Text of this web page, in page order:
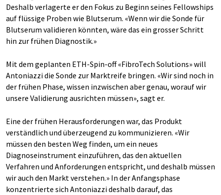
Deshalb verlagerte er den Fokus zu Beginn seines Fellowships
auf flüssige Proben wie Blutserum. «Wenn wir die Sonde für
Blutserum validieren könnten, wäre das ein grosser Schritt
hin zur frühen Diagnostik.»
Mit dem geplanten ETH-Spin-off «FibroTech Solutions» will
Antoniazzi die Sonde zur Marktreife bringen. «Wir sind noch in
der frühen Phase, wissen inzwischen aber genau, worauf wir
unsere Validierung ausrichten müssen», sagt er.
Eine der frühen Herausforderungen war, das Produkt
verständlich und überzeugend zu kommunizieren. «Wir
müssen den besten Weg finden, um ein neues
Diagnoseinstrument einzuführen, das den aktuellen
Verfahren und Anforderungen entspricht, und deshalb müssen
wir auch den Markt verstehen.» In der Anfangsphase
konzentrierte sich Antoniazzi deshalb darauf, das